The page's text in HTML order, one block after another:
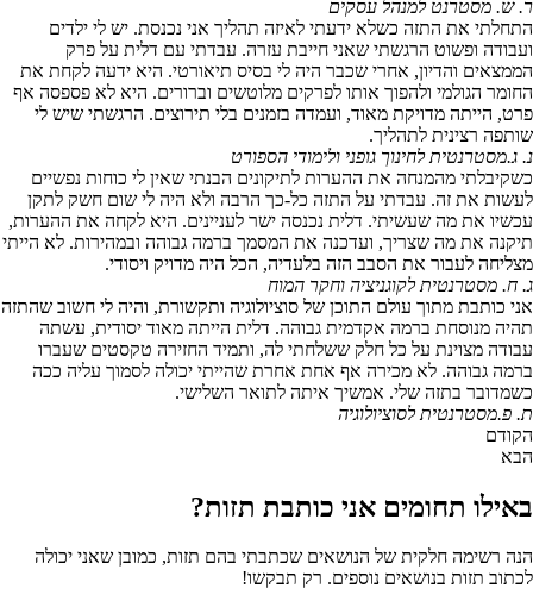
ר. ש. מסטרנט למנהל עסקים
התחלתי את התזה כשלא ידעתי לאיזה תהליך אני נכנסת. יש לי ילדים
ועבודה ופשוט הרגשתי שאני חייבת עזרה. עבדתי עם דלית על פרק
הממצאים והדיון, אחרי שכבר היה לי בסיס תיאורטי. היא ידעה לקחת את
החומר הגולמי ולהפוך אותו לפרקים מלוטשים וברורים. היא לא פספסה אף
פרט, הייתה מדויקת מאוד, ועמדה בזמנים בלי תירוצים. הרגשתי שיש לי
שותפה רצינית לתהליך.
נ. ג.מסטרנטית לחינוך גופני ולימודי הספורט
כשקיבלתי מהמנחה את ההערות לתיקונים הבנתי שאין לי כוחות נפשיים
לעשות את זה. עבדתי על התזה כל-כך הרבה ולא היה לי שום חשק לתקן
עכשיו את מה שעשיתי. דלית נכנסה ישר לעניינים. היא לקחה את ההערות,
תיקנה את מה שצריך, ועדכנה את המסמך ברמה גבוהה ובמהירות. לא הייתי
מצליחה לעבור את הסבב הזה בלעדיה, הכל היה מדויק ויסודי.
ג. ח. מסטרנטית לקוגניציה וחקר המוח
אני כותבת מתוך עולם התוכן של סוציולוגיה ותקשורת, והיה לי חשוב שהתזה
תהיה מנוסחת ברמה אקדמית גבוהה. דלית הייתה מאוד יסודית, עשתה
עבודה מצוינת על כל חלק ששלחתי לה, ותמיד החזירה טקסטים שעברו
ברמה גבוהה. לא מכירה אף אחת אחרת שהייתי יכולה לסמוך עליה ככה
כשמדובר בתזה שלי. אמשיך איתה לתואר השלישי.
ת. פ.מסטרנטית לסוציולוגיה
הקודם
הבא
באילו תחומים אני כותבת תזות?
הנה רשימה חלקית של הנושאים שכתבתי בהם תזות, כמובן שאני יכולה
לכתוב תזות בנושאים נוספים. רק תבקשו!